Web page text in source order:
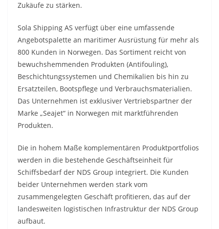
Zukäufe zu stärken.
Sola Shipping AS verfügt über eine umfassende
Angebotspalette an maritimer Ausrüstung für mehr als
800 Kunden in Norwegen. Das Sortiment reicht von
bewuchshemmenden Produkten (Antifouling),
Beschichtungssystemen und Chemikalien bis hin zu
Ersatzteilen, Bootspflege und Verbrauchsmaterialien.
Das Unternehmen ist exklusiver Vertriebspartner der
Marke „Seajet“ in Norwegen mit marktführenden
Produkten.
Die in hohem Maße komplementären Produktportfolios
werden in die bestehende Geschäftseinheit für
Schiffsbedarf der NDS Group integriert. Die Kunden
beider Unternehmen werden stark vom
zusammengelegten Geschäft profitieren, das auf der
landesweiten logistischen Infrastruktur der NDS Group
aufbaut.